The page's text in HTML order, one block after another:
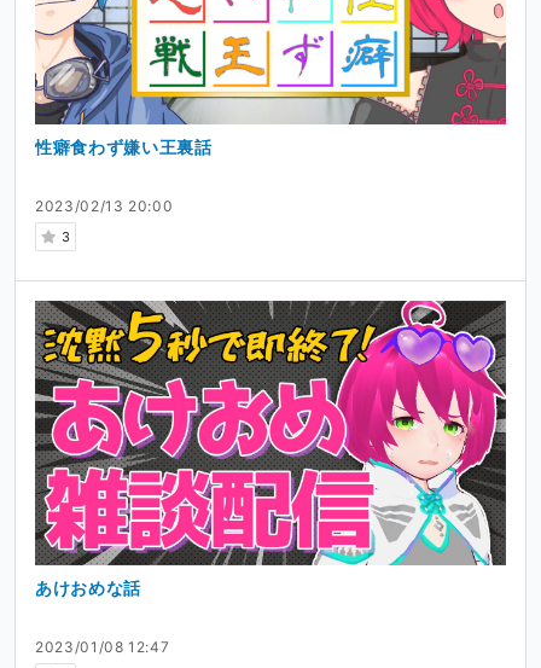
2023/02/13 20:00
3
性癖食わず嫌い王裏話
2023/01/08 12:47
あけおめな話